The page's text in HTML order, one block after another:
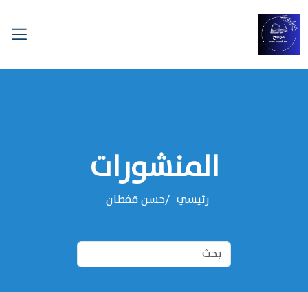
المنشورات
رئيسي ‌‌حسن قفطان